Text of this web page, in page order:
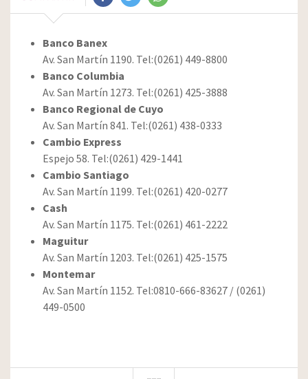
Banco Banex
Av. San Martín 1190. Tel:(0261) 449-8800
Banco Columbia
Av. San Martín 1273. Tel:(0261) 425-3888
Banco Regional de Cuyo
Av. San Martín 841. Tel:(0261) 438-0333
Cambio Express
Espejo 58. Tel:(0261) 429-1441
Cambio Santiago
Av. San Martín 1199. Tel:(0261) 420-0277
Cash
Av. San Martín 1175. Tel:(0261) 461-2222
Maguitur
Av. San Martín 1203. Tel:(0261) 425-1575
Montemar
Av. San Martín 1152. Tel:0810-666-83627 / (0261)
449-0500